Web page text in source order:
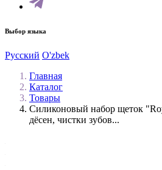
Выбор языка
Русский O'zbek
Главная
Каталог
Товары
Силиконовый набор щеток
дёсен, чистки зубов...